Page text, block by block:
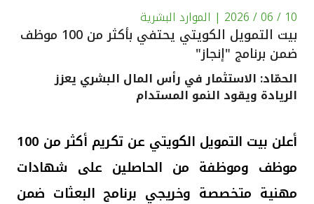
الاستثمار
القنوات المصرفية
خدمات ما بعد البيع
10 / 06 / 2026 | الموارد البشرية
بيت التمويل الكويتي يحتفي بأكثر من 100 موظف
ضمن برنامج "إنجاز"
الحمّاد: الاستثمار في رأس المال البشري يعزز
الريادة ويقود النمو المستدام
أعلن بيت التمويل الكويتي عن تكريم أكثر من 100
موظف وموظفة من الحاصلين على شهادات
مهنية متخصصة وخريجي برنامج البعثات ضمن